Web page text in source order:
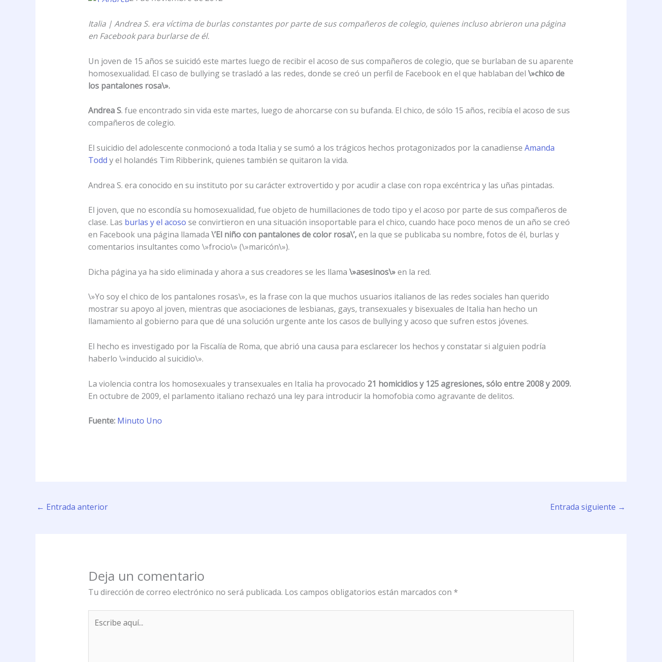
Italia | Andrea S. era víctima de burlas constantes por parte de sus compañeros de colegio, quienes incluso abrieron una página
en Facebook para burlarse de él.
Un joven de 15 años se suicidó este martes luego de recibir el acoso de sus compañeros de colegio, que se burlaban de su aparente
homosexualidad. El caso de bullying se trasladó a las redes, donde se creó un perfil de Facebook en el que hablaban del \»chico de
los pantalones rosa\».
Andrea S. fue encontrado sin vida este martes, luego de ahorcarse con su bufanda. El chico, de sólo 15 años, recibía el acoso de sus
compañeros de colegio.
El suicidio del adolescente conmocionó a toda Italia y se sumó a los trágicos hechos protagonizados por la canadiense Amanda
Todd y el holandés Tim Ribberink, quienes también se quitaron la vida.
Andrea S. era conocido en su instituto por su carácter extrovertido y por acudir a clase con ropa excéntrica y las uñas pintadas.
El joven, que no escondía su homosexualidad, fue objeto de humillaciones de todo tipo y el acoso por parte de sus compañeros de
clase. Las burlas y el acoso se convirtieron en una situación insoportable para el chico, cuando hace poco menos de un año se creó
en Facebook una página llamada \’El niño con pantalones de color rosa\’,en la que se publicaba su nombre, fotos de él, burlas y
comentarios insultantes como \»frocio\» (\»maricón\»).
Dicha página ya ha sido eliminada y ahora a sus creadores se les llama \»asesinos\»en la red.
\»Yo soy el chico de los pantalones rosas\», es la frase con la que muchos usuarios italianos de las redes sociales han querido
mostrar su apoyo al joven, mientras que asociaciones de lesbianas, gays, transexuales y bisexuales de Italia han hecho un
llamamiento al gobierno para que dé una solución urgente ante los casos de bullying y acoso que sufren estos jóvenes.
El hecho es investigado por la Fiscalía de Roma, que abrió una causa para esclarecer los hechos y constatar si alguien podría
haberlo \»inducido al suicidio\».
La violencia contra los homosexuales y transexuales en Italia ha provocado 21 homicidios y 125 agresiones, sólo entre 2008 y 2009.
En octubre de 2009, el parlamento italiano rechazó una ley para introducir la homofobia como agravante de delitos.
Fuente: Minuto Uno
← Entrada anterior Entrada siguiente →
Deja un comentario
Tu dirección de correo electrónico no será publicada. Los campos obligatorios están marcados con *
aquí...